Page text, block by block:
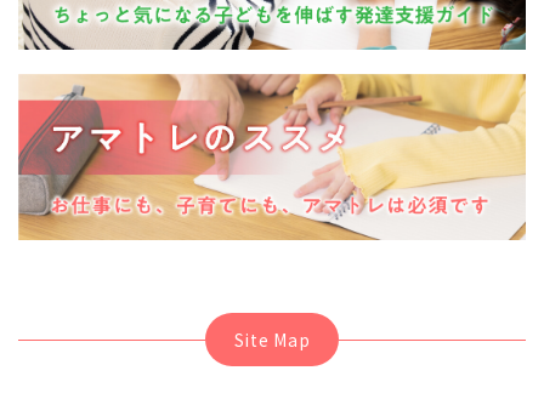
Site Map